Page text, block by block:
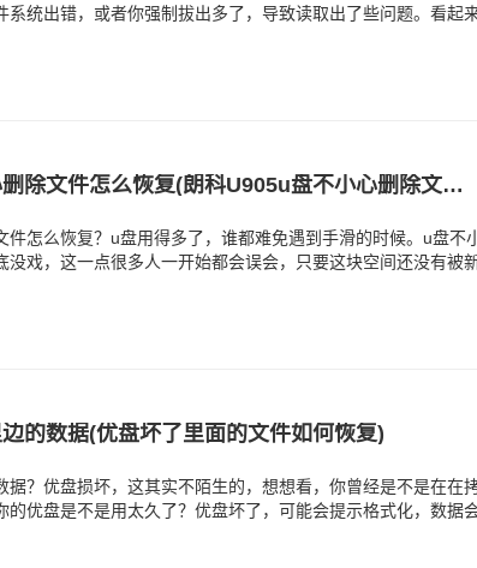
统出错，或者你强制拔出多了，导致读取出了些问题。看起来
朗科U905u盘不小心删除文件怎么恢复(朗科U905u盘不小心删除文件怎么找回)
件怎么恢复？u盘用得多了，谁都难免遇到手滑的时候。u盘不
没戏，这一点很多人一开始都会误会，只要这块空间还没有被新
的数据(优盘坏了里面的文件如何恢复)
据？优盘损坏，这其实不陌生的，想想看，你曾经是不是在在
的优盘是不是用太久了？优盘坏了，可能会提示格式化，数据会